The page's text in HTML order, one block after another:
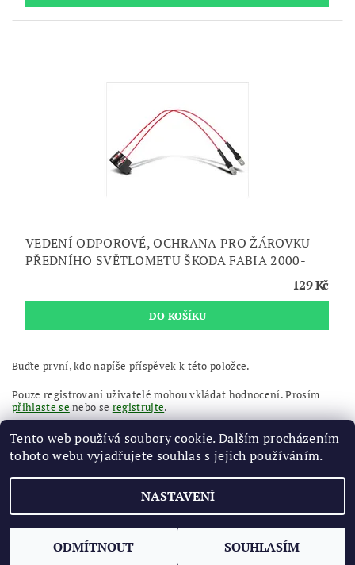
VEDENÍ ODPOROVÉ, OCHRANA PRO ŽÁROVKU
PŘEDNÍHO SVĚTLOMETU ŠKODA FABIA 2000-
129 Kč
Buďte první, kdo napíše příspěvek k této položce.
Pouze registrovaní uživatelé mohou vkládat hodnocení. Prosím
přihlaste se nebo se registrujte.
2026 ©AUTOMRAZIK, všechna práva vyhrazena
Tento web používá soubory cookie. Dalším procházením
tohoto webu vyjadřujete souhlas s jejich používáním.
NASTAVENÍ
ODMÍTNOUT SOUHLASÍM